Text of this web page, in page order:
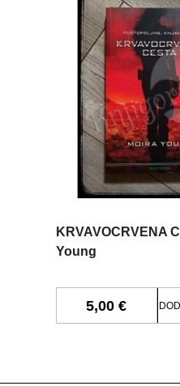
KRVAVOCRVENA
Young
5,00 €